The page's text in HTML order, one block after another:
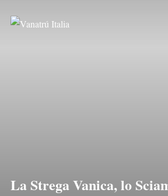
La Strega Vanica, lo